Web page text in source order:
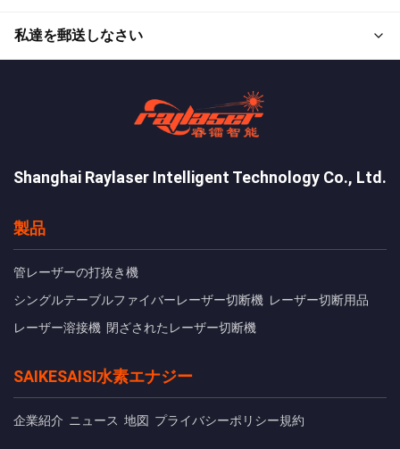
私達を郵送しなさい
Shanghai Raylaser Intelligent Technology Co., Ltd.
製品
管レーザーの打抜き機
シングルテーブルファイバーレーザー切断機 レーザー切断用品
レーザー溶接機 閉ざされたレーザー切断機
SAIKESAISI水素エナジー
企業紹介 ニュース 地図 プライバシーポリシー規約